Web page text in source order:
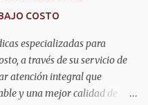
COSTO
especializadas para
a través de su servicio de
atención integral que
y una mejor calidad de